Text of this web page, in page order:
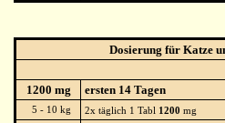
Dosierung für Katze
1200 mg ersten 14 Tagen
5 - 10 kg 2x täglich 1 Tabl 1200 mg